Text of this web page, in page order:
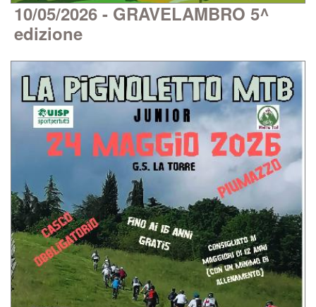
10/05/2026 - GRAVELAMBRO 5^
edizione